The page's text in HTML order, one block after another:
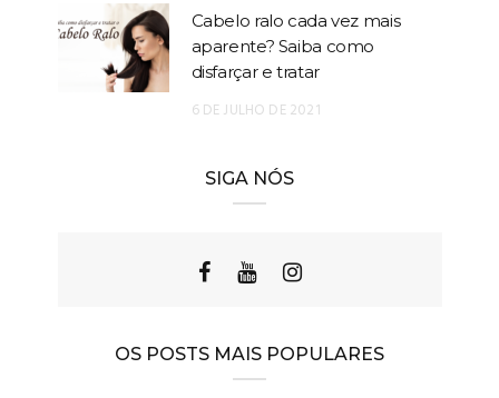
Cabelo ralo cada vez mais
aparente? Saiba como
disfarçar e tratar
6 DE JULHO DE 2021
SIGA NÓS
OS POSTS MAIS POPULARES